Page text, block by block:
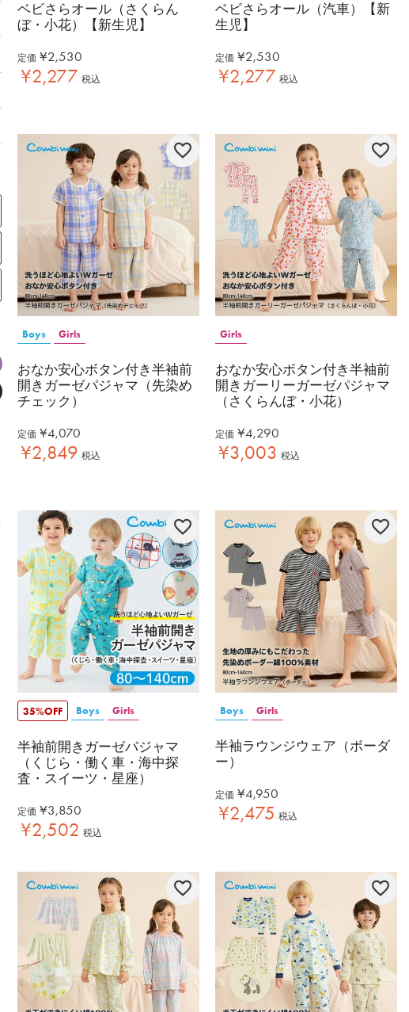
ベビさらオール（さくらん
ぼ・小花）【新生児】
定価 ¥2,530
¥2,277 税込
ベビさらオール（汽車）【新
生児】
定価 ¥2,530
¥2,277 税込
Boys Girls
おなか安心ボタン付き半袖前
開きガーゼパジャマ（先染め
チェック）
定価 ¥4,070
¥2,849 税込
Girls
おなか安心ボタン付き半袖前
開きガーリーガーゼパジャマ
（さくらんぼ・小花）
定価 ¥4,290
¥3,003 税込
35%OFF Boys Girls
半袖前開きガーゼパジャマ
（くじら・働く車・海中探
査・スイーツ・星座）
定価 ¥3,850
¥2,502 税込
Boys Girls
半袖ラウンジウェア（ボーダ
ー）
定価 ¥4,950
¥2,475 税込